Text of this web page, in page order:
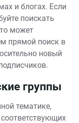
и блогах. Если
поискать
может
прямой поиск в
новый
группы
тематике‚